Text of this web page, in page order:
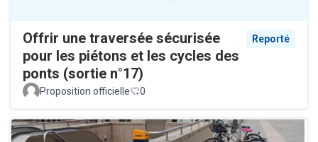
Offrir une traversée sécurisée
pour les piétons et les cycles des
ponts (sortie n°17)
Reporté
Proposition officielle 0